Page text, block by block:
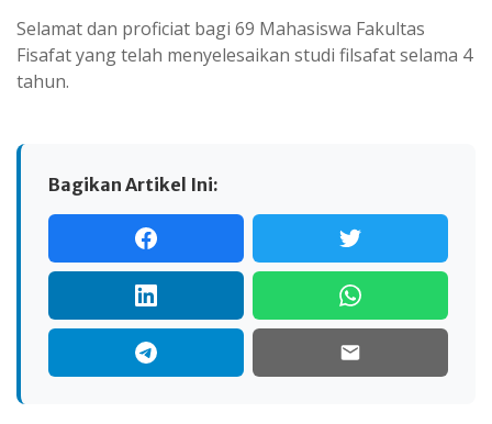
Selamat dan proficiat bagi 69 Mahasiswa Fakultas
Fisafat yang telah menyelesaikan studi filsafat selama 4
tahun.
Bagikan Artikel Ini: